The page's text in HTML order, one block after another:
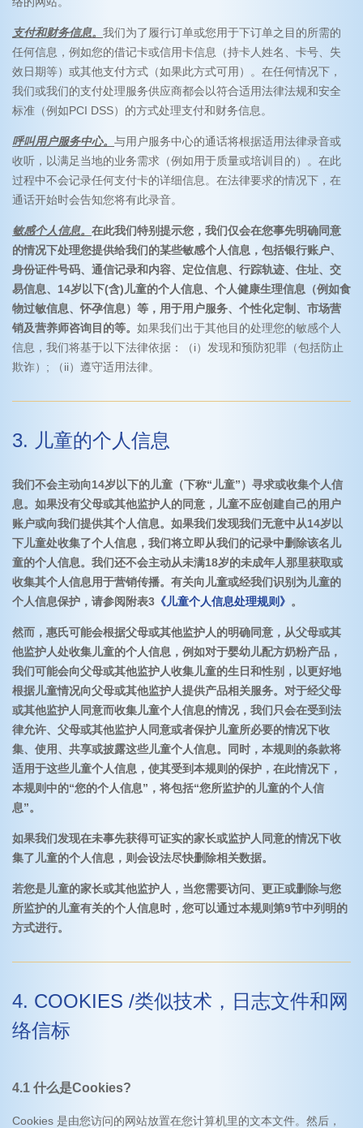
支付和财务信息。 我们为了履行订单或您用于下订单之目的所需的
任何信息，例如您的借记卡或信用卡信息（持卡人姓名、卡号、失
效日期等）或其他支付方式（如果此方式可用）。在任何情况下，
我们或我们的支付处理服务供应商都会以符合适用法律法规和安全
标准（例如PCI DSS）的方式处理支付和财务信息。
呼叫用户服务中心。 与用户服务中心的通话将根据适用法律录音或
收听，以满足当地的业务需求（例如用于质量或培训目的）。在此
过程中不会记录任何支付卡的详细信息。在法律要求的情况下，在
通话开始时会告知您将有此录音。
敏感个人信息。 在此我们特别提示您，我们仅会在您事先明确同意
的情况下处理您提供给我们的某些敏感个人信息，包括银行账户、
身份证件号码、通信记录和内容、定位信息、行踪轨迹、住址、交
易信息、14岁以下(含)儿童的个人信息、个人健康生理信息（例如食
物过敏信息、怀孕信息）等，用于用户服务、个性化定制、市场营
销及营养师咨询目的等。 如果我们出于其他目的处理您的敏感个人
信息，我们将基于以下法律依据：（i）发现和预防犯罪（包括防止
欺诈）; （ii）遵守适用法律。
3. 儿童的个人信息
我们不会主动向14岁以下的儿童（下称“儿童”）寻求或收集个人信
息。如果没有父母或其他监护人的同意，儿童不应创建自己的用户
账户或向我们提供其个人信息。如果我们发现我们无意中从14岁以
下儿童处收集了个人信息，我们将立即从我们的记录中删除该名儿
童的个人信息。我们还不会主动从未满18岁的未成年人那里获取或
收集其个人信息用于营销传播。有关向儿童或经我们识别为儿童的
个人信息保护，请参阅附表3 《儿童个人信息处理规则》 。
然而，惠氏可能会根据父母或其他监护人的明确同意，从父母或其
他监护人处收集儿童的个人信息，例如对于婴幼儿配方奶粉产品，
我们可能会向父母或其他监护人收集儿童的生日和性别，以更好地
根据儿童情况向父母或其他监护人提供产品相关服务。对于经父母
或其他监护人同意而收集儿童个人信息的情况，我们只会在受到法
律允许、父母或其他监护人同意或者保护儿童所必要的情况下收
集、使用、共享或披露这些儿童个人信息。同时，本规则的条款将
适用于这些儿童个人信息，使其受到本规则的保护，在此情况下，
本规则中的“您的个人信息”，将包括“您所监护的儿童的个人信
息”。
如果我们发现在未事先获得可证实的家长或监护人同意的情况下收
集了儿童的个人信息，则会设法尽快删除相关数据。
若您是儿童的家长或其他监护人，当您需要访问、更正或删除与您
所监护的儿童有关的个人信息时，您可以通过本规则第9节中列明的
方式进行。
4. COOKIES /类似技术，日志文件和网
络信标
4.1 什么是Cookies?
Cookies 是由您访问的网站放置在您计算机里的文本文件。然后，